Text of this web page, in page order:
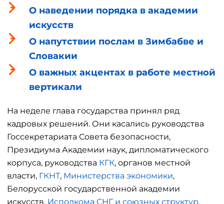
О наведении порядка в академии
искусств
О напутствии послам в Зимбабве и
Словакии
О важных акцентах в работе местной
вертикали
На неделе глава государства принял ряд
кадровых решений. Они касались руководства
Госсекретариата Совета безопасности,
Президиума Академии наук, дипломатического
корпуса, руководства КГК, органов местной
власти, ГКНТ, Министерства экономики,
Белорусской государственной академии
искусств, Исполкома СНГ и союзных структур.